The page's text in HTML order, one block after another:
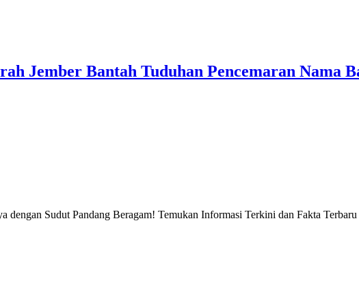
Jember Bantah Tuduhan Pencemaran Nama
dengan Sudut Pandang Beragam! Temukan Informasi Terkini dan Fakta